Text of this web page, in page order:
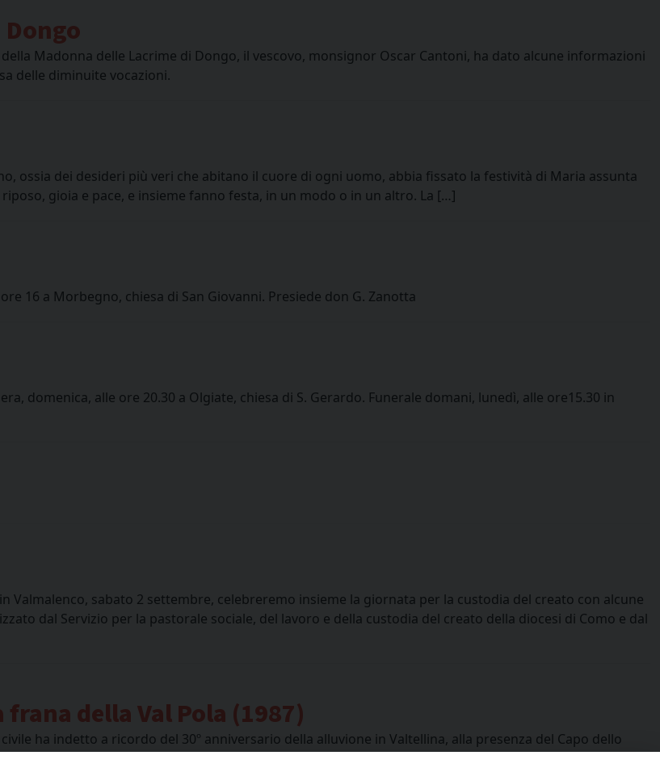
Madonna delle Lacrime di Dongo, il vescovo, monsignor Oscar Cantoni, ha dato alcune informazioni
delle diminuite vocazioni.
ossia dei desideri più veri che abitano il cuore di ogni uomo, abbia fissato la festività di Maria assunta
gioia e pace, e insieme fanno festa, in un modo o in un altro. La […]
16 a Morbegno, chiesa di San Giovanni. Presiede don G. Zanotta
domenica, alle ore 20.30 a Olgiate, chiesa di S. Gerardo. Funerale domani, lunedì, alle ore15.30 in
Valmalenco, sabato 2 settembre, celebreremo insieme la giornata per la custodia del creato con alcune
dal Servizio per la pastorale sociale, del lavoro e della custodia del creato della diocesi di Como e dal
della Val Pola (1987)
ha indetto a ricordo del 30º anniversario della alluvione in Valtellina, alla presenza del Capo dello